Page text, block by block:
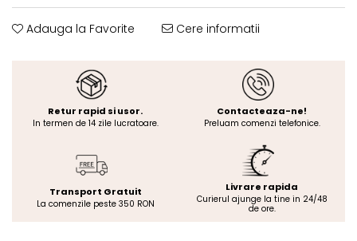
Adauga la Favorite Cere informatii
Retur rapid si usor.
In termen de 14 zile lucratoare.
Contacteaza-ne!
Preluam comenzi telefonice.
Transport Gratuit
La comenzile peste 350 RON
Livrare rapida
Curierul ajunge la tine in 24/48
de ore.